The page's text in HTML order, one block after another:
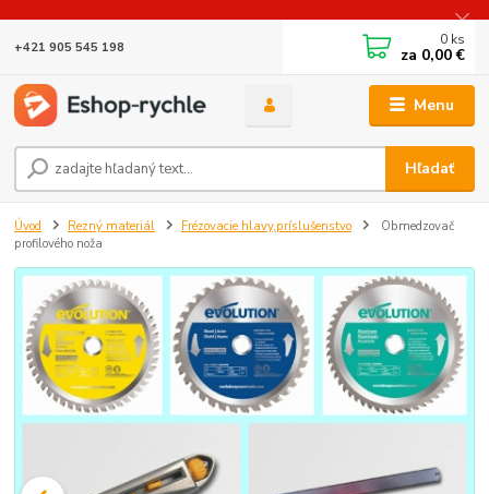
Menu
Hľadať
+421 905 545 198 0 ks
za 0,00 €
Úvod Rezný materiál Frézovacie hlavy,príslušenstvo
Obmedzovač
profilového noža